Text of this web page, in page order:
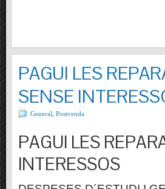
PAGUI LES
SENSE
General Postvenda
PAGUI LES
INTERESSOS